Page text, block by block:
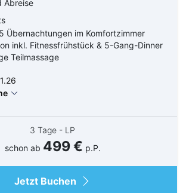
Abreise
Übernachtungen im Komfortzimmer
inkl. Fitnessfrühstück & 5-Gang-Dinner
Teilmassage
3 Tage - LP
schon ab 499 € p.P.
Jetzt Buchen